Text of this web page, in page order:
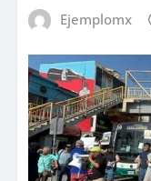
Ejemplomx